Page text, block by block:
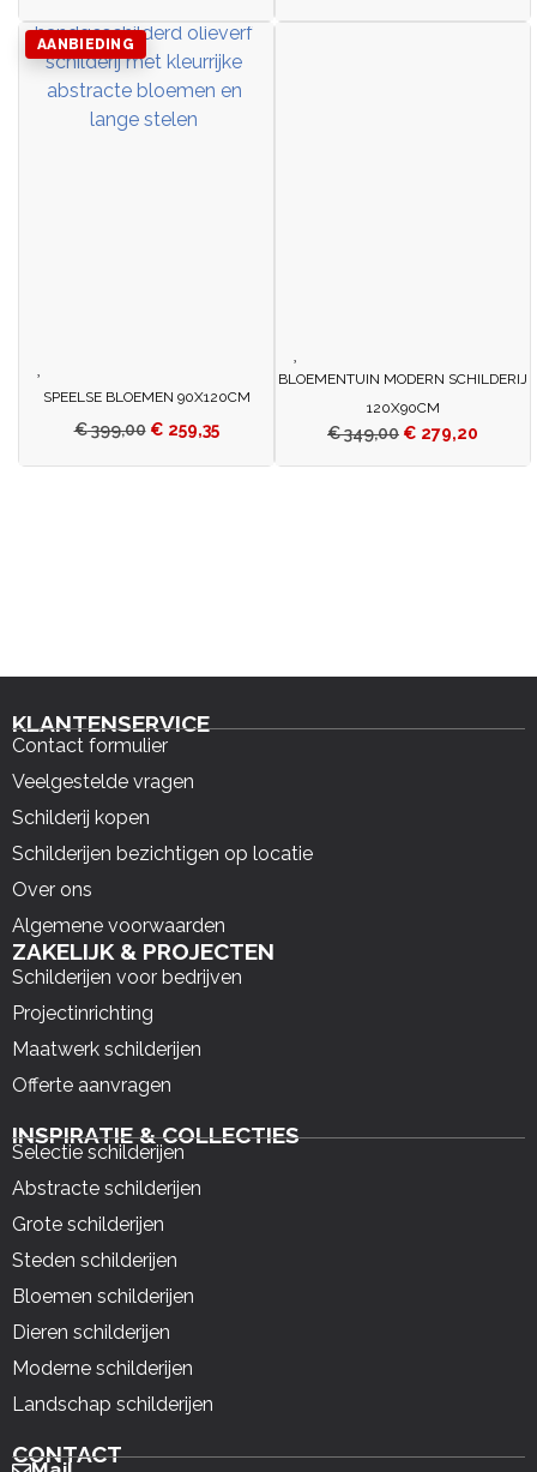
AANBIEDING
SPEELSE BLOEMEN 90X120CM
€399,00 € 259,35
BLOEMENTUIN MODERN SCHILDERIJ
120X90CM
€349,00 € 279,20
KLANTENSERVICE
Contact formulier
Veelgestelde vragen
Schilderij kopen
Schilderijen bezichtigen op locatie
Over ons
Algemene voorwaarden
ZAKELIJK & PROJECTEN
Schilderijen voor bedrijven
Projectinrichting
Maatwerk schilderijen
Offerte aanvragen
INSPIRATIE & COLLECTIES
Selectie schilderijen
Abstracte schilderijen
Grote schilderijen
Steden schilderijen
Bloemen schilderijen
Dieren schilderijen
Moderne schilderijen
Landschap schilderijen
CONTACT